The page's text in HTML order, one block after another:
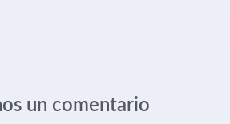
un comentario